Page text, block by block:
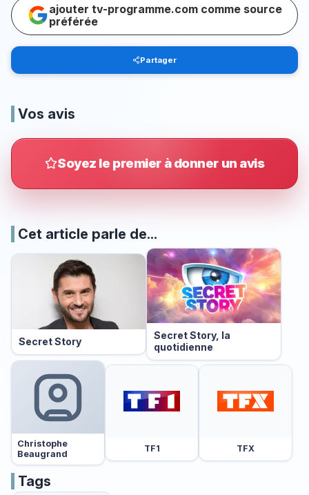
ajouter tv-programme.com comme source
préférée
Partager
Vos avis
Soyez le premier à donner un avis
Cet article parle de...
Secret Story
Secret Story, la
quotidienne
Christophe
Beaugrand
TF1 TFX
Tags